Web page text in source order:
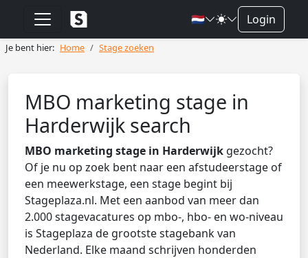
🇳🇱 Login
Je bent hier: Home Stage zoeken
MBO marketing stage in
Harderwijk search
MBO marketing stage in Harderwijk gezocht?
Of je nu op zoek bent naar een afstudeerstage of
een meewerkstage, een stage begint bij
Stageplaza.nl. Met een aanbod van meer dan
2.000 stagevacatures op mbo-, hbo- en wo-niveau
is Stageplaza de grootste stagebank van
Nederland. Elke maand schrijven honderden